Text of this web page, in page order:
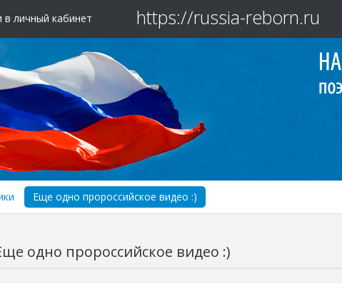
в личный кабинет https://russia-reborn.ru
Еще одно пророссийское видео :)
одно пророссийское видео :)